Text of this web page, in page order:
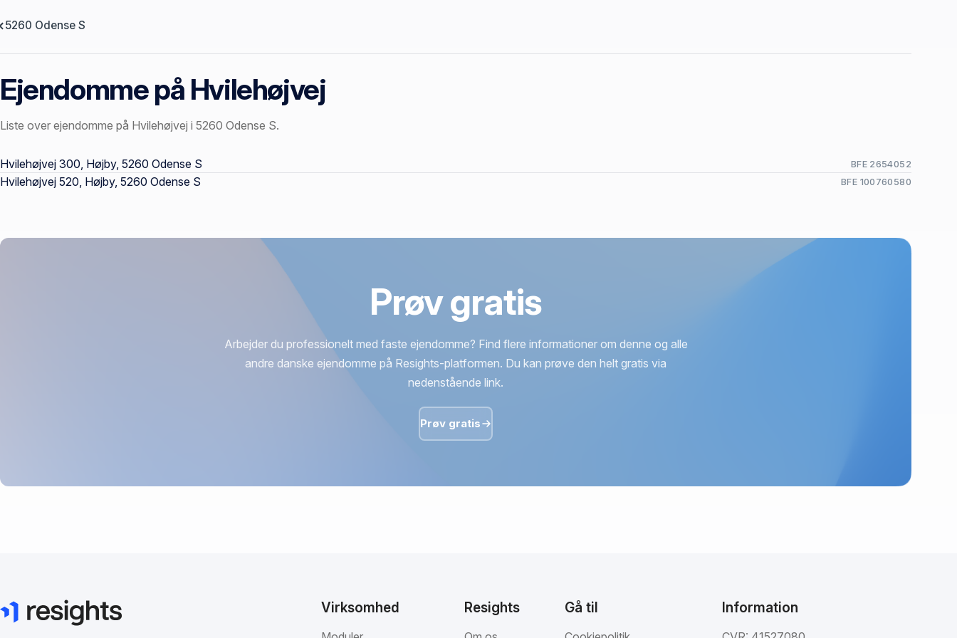
5260 Odense S
Ejendomme på Hvilehøjvej
Liste over ejendomme på Hvilehøjvej i 5260 Odense S.
Offentlige ejendomssider
Hvilehøjvej 300, Højby, 5260 Odense S BFE 2654052
Hvilehøjvej 520, Højby, 5260 Odense S BFE 100760580
Prøv gratis
Arbejder du professionelt med faste ejendomme? Find flere informationer om denne og alle
andre danske ejendomme på Resights-platformen. Du kan prøve den helt gratis via
nedenstående link.
Prøv gratis
Virksomhed Resights Gå til Information